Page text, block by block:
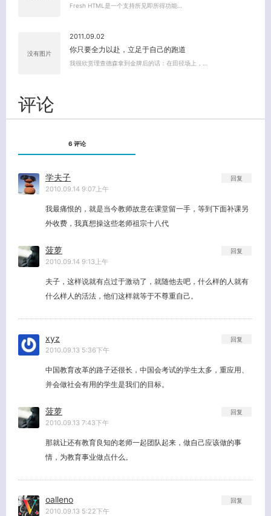
Fresh HTML是一个支持所见即所得功能…
没有图片
2011.09.02
你只要全力以赴，立足于自己的跑道
我很欣赏理查德森拿到金牌后的话：在田径场上，…
评论
6 评论
学夫子
2010.09.14 9:07上午
我最痛恨的，就是当今教师故意在课堂留一手，等到下面补课另
外收费，我真想操这些老师祖宗十八代
回复
菠萝
2010.09.14 9:13上午
夫子，这样说就有点过于激动了，就随他去吧，什么样的人就有
什么样人的活法，他们这样就等于不尊重自己。
回复
xyz
2010.09.13 5:36下午
中国教育改革的路子还很长，中国会考试的学生太多，重应用、
并会做社会有用的学生是我们的目标。
回复
菠萝
2010.09.13 7:43下午
那就让还有教育良知的老师一起团队起来，做自己应该做的事
情，为教育事业做点什么。
回复
oalleno
2010.09.13 5:22下午
回复